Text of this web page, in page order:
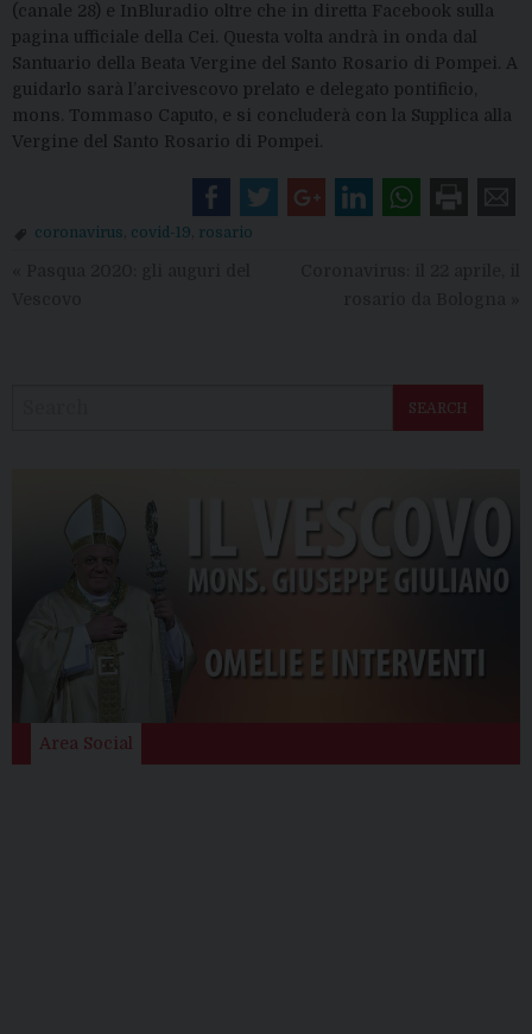
(canale 28) e InBluradio oltre che in diretta Facebook sulla
pagina ufficiale della Cei. Questa volta andrà in onda dal
Santuario della Beata Vergine del Santo Rosario di Pompei. A
guidarlo sarà l’arcivescovo prelato e delegato pontificio,
mons. Tommaso Caputo, e si concluderà con la Supplica alla
Vergine del Santo Rosario di Pompei.
coronavirus covid-19 rosario
SEARCH
Area Social